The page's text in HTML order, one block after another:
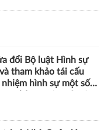
đổi Bộ luật Hình sự
tham khảo tái cấu
hình sự một số